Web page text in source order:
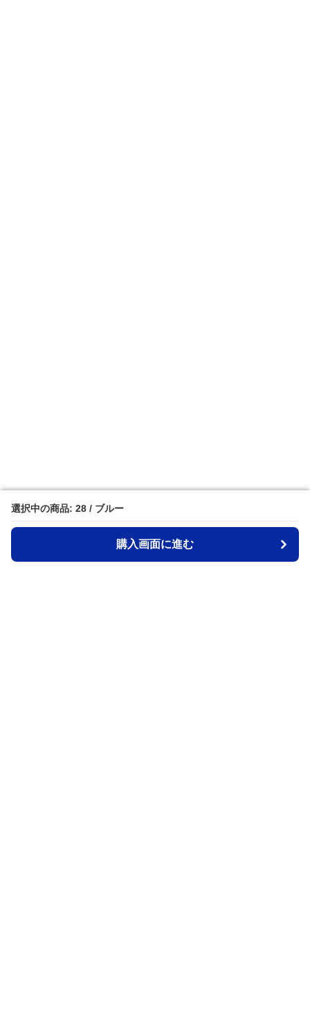
選択中の商品: 28 / ブルー
購入画面に進む
選択中の商品: 28 / ブルー
購入画面に進む